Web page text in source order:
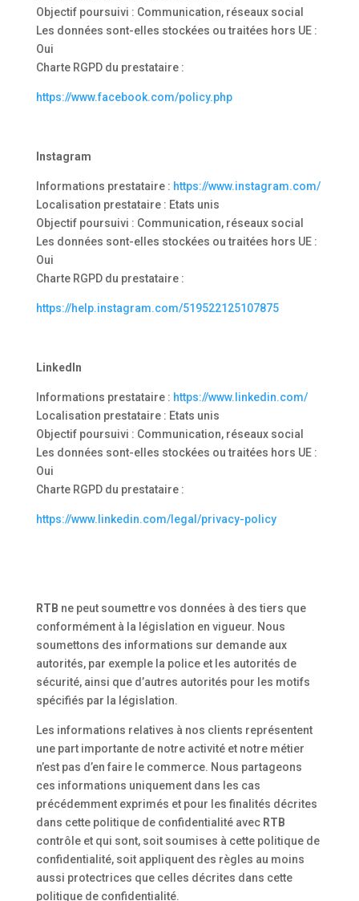
Objectif poursuivi : Communication, réseaux social
Les données sont-elles stockées ou traitées hors UE :
Oui
Charte RGPD du prestataire :
https://www.facebook.com/policy.php
Instagram
Informations prestataire : https://www.instagram.com/
Localisation prestataire : Etats unis
Objectif poursuivi : Communication, réseaux social
Les données sont-elles stockées ou traitées hors UE :
Oui
Charte RGPD du prestataire :
https://help.instagram.com/519522125107875
LinkedIn
Informations prestataire : https://www.linkedin.com/
Localisation prestataire : Etats unis
Objectif poursuivi : Communication, réseaux social
Les données sont-elles stockées ou traitées hors UE :
Oui
Charte RGPD du prestataire :
https://www.linkedin.com/legal/privacy-policy
RTB ne peut soumettre vos données à des tiers que
conformément à la législation en vigueur. Nous
soumettons des informations sur demande aux
autorités, par exemple la police et les autorités de
sécurité, ainsi que d’autres autorités pour les motifs
spécifiés par la législation.
Les informations relatives à nos clients représentent
une part importante de notre activité et notre métier
n’est pas d’en faire le commerce. Nous partageons
ces informations uniquement dans les cas
précédemment exprimés et pour les finalités décrites
dans cette politique de confidentialité avec RTB
contrôle et qui sont, soit soumises à cette politique de
confidentialité, soit appliquent des règles au moins
aussi protectrices que celles décrites dans cette
politique de confidentialité.